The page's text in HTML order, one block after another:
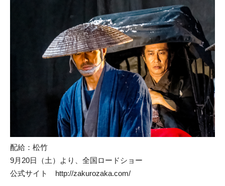
配給：松竹
9月20日（土）より、全国ロードショー
公式サイト http://zakurozaka.com/